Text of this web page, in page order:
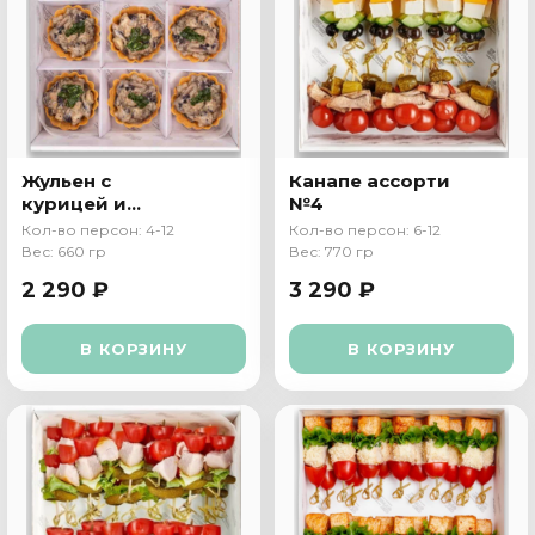
Жульен с
курицей и
грибами в
тарталетке
Кол-во персон: 4-12
Вес: 660 гр
2 290 ₽
В КОРЗИНУ
Канапе ассорти
№4
Кол-во персон: 6-12
Вес: 770 гр
3 290 ₽
В КОРЗИНУ